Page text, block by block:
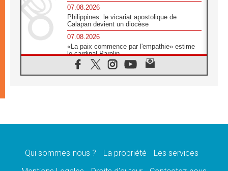
07.08.2026
Philippines: le vicariat apostolique de
Calapan devient un diocèse
07.08.2026
«La paix commence par l'empathie» estime
le cardinal Parolin
07.08.2026
En Colombie, «la paix ne s'achète pas avec
07.08.2026
07.08.2026
Qui sommes-nous ? La propriété
Les services